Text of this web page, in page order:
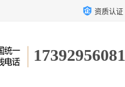
资质认证
17392956081